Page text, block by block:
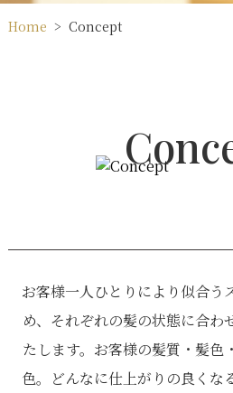
Home > Concept
お客様一人ひとりにより似合う
め、 それぞれの髪の状態に合わ
たします。 お客様の髪質・髪色
色。 どんなに仕上がりの良くな